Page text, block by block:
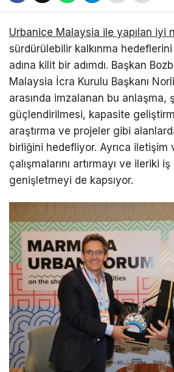
Urbanice Malaysia ile yapılan iyi
sürdürülebilir kalkınma
adına kilit bir adımdı. Başkan
Malaysia İcra Kurulu Başkanı
arasında imzalanan bu anlaşma,
güçlendirilmesi, kapasite
araştırma ve projeler gibi
birliğini hedefliyor. Ayrıca iletişim
çalışmalarını artırmayı ve ileriki
genişletmeyi de kapsıyor.